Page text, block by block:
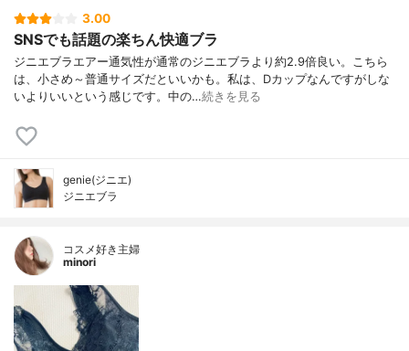
3.00
SNSでも話題の楽ちん快適ブラ
ジニエブラエアー通気性が通常のジニエブラより約2.9倍良い。こちら
は、小さめ～普通サイズだといいかも。私は、Dカップなんですがしな
いよりいいという感じです。中の…続きを見る
genie(ジニエ)
ジニエブラ
コスメ好き主婦
minori